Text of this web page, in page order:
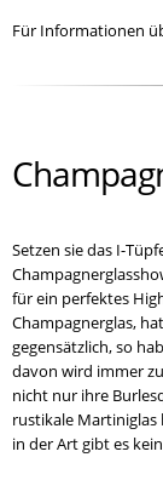
Für Informationen
Setzen sie das I-
für ein perfektes
Champagnerglas,
gegensätzlich, so
davon wird immer
nicht nur ihre
rustikale Martiniglas
in der Art gibt es